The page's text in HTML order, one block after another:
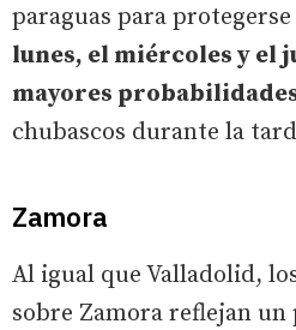
paraguas para
lunes, el miércoles y el
mayores
chubascos durante la
Zamora
Al igual que Valladolid,
sobre Zamora reflejan